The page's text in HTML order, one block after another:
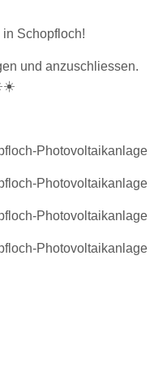
Schopfloch!
und anzuschliessen.